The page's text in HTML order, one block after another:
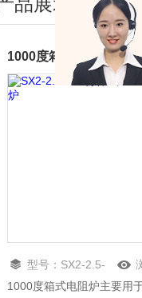
1000度箱式电阻炉
型号： SX2-2.5-
10A分体式
1000度箱式电阻炉主要用